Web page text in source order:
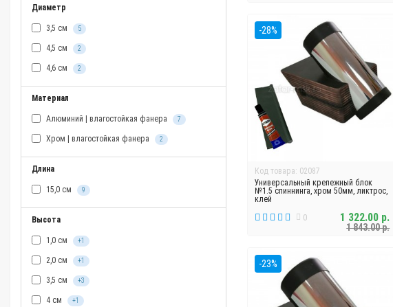
Диаметр
3,5 см 5
4,5 см 2
4,6 см 2
Материал
Алюминий | влагостойкая фанера 7
Хром | влагостойкая фанера 2
Длина
15,0 см 9
Высота
1,0 см +1
2,0 см +1
3,5 см +3
4 см +1
-28%
Код товара: 02087
Универсальный крепежный блок
№1.5 спиннинга, хром 50мм, ликтрос,
клей
0
1 843.00 р.
1 322.00 р.
-23%